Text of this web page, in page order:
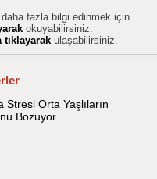
daha fazla bilgi edinmek için
okuyabilirsiniz.
ulaşabilirsiniz.
Stresi Orta Yaşlıların
Bozuyor